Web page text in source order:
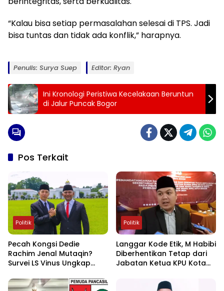
“Kalau bisa setiap permasalahan selesai di TPS. Jadi
bisa tuntas dan tidak ada konflik,” harapnya.
Penulis: Surya Suep Editor: Ryan
Ini Kronologi Peristiwa Kecelakaan Beruntun
di Jalur Puncak Bogor
Pos Terkait
Politik
Pecah Kongsi Dedie
Rachim Jenal Mutaqin?
Survei LS Vinus Ungkap
Bogor
Politik
Langgar Kode Etik, M Habibi
Diberhentikan Tetap dari
Jabatan Ketua KPU Kota